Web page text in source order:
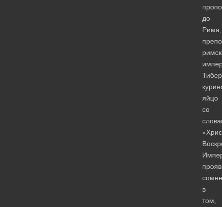
до
Рима,
яйцо
со
в
том,